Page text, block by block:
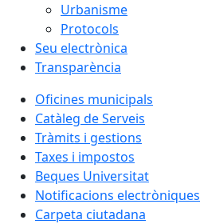
Urbanisme
Protocols
Seu electrònica
Transparència
Oficines municipals
Catàleg de Serveis
Tràmits i gestions
Taxes i impostos
Beques Universitat
Notificacions electròniques
Carpeta ciutadana